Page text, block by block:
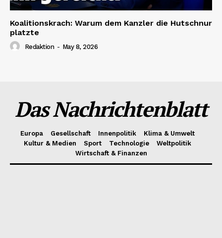
Koalitionskrach: Warum dem Kanzler die Hutschnur
platzte
Redaktion - May 8, 2026
Das Nachrichtenblatt
Europa Gesellschaft Innenpolitik
Klima & Umwelt
Kultur & Medien
Sport Technologie
Weltpolitik
Wirtschaft & Finanzen